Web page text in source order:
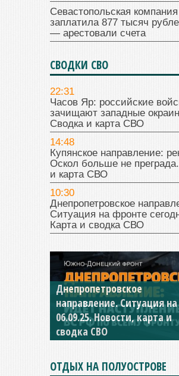
Севастопольская компания
заплатила 877 тысяч
— арестовали счета
СВОДКИ СВО
22:31
Часов Яр: российские
зачищают западные
Сводка и карта СВО
14:48
Купянское направление:
Оскол больше не
и карта СВО
10:30
Днепропетровское
Ситуация на фронте
Карта и сводка СВО
Днепропетровское
направление. Ситуация на
06.09.25. Новости, карта и
сводка СВО
Константиновское
направление. Ситуация на
04.09.25 Новости, карта и
сводка СВО
ОТДЫХ НА ПОЛУОСТРОВЕ